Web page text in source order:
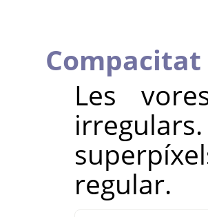
Compacitat
Les
regular.